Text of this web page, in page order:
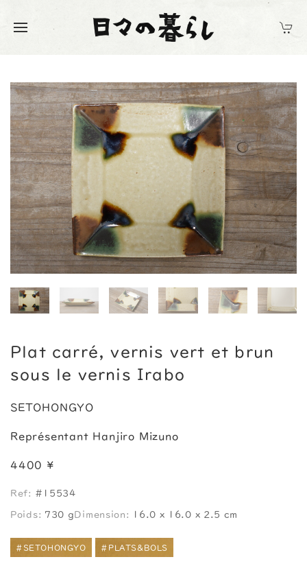
Plat carré, vernis vert et brun
sous le vernis Irabo
SETOHONGYO
Représentant Hanjiro Mizuno
4400 ¥
Ref: #15534
Poids: 730 gDimension: 16.0 x 16.0 x 2.5 cm
#SETOHONGYO #PLATS&BOLS